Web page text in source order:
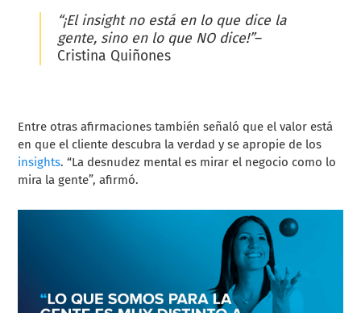
“¡El insight no está en lo que dice la
gente, sino en lo que NO dice!”–
Cristina Quiñones
Entre otras afirmaciones también señaló que el valor está
en que el cliente descubra la verdad y se apropie de los
insights. “La desnudez mental es mirar el negocio como lo
mira la gente”, afirmó.